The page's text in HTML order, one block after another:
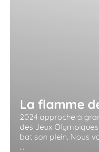
La flamme
2024 approche à
des Jeux
bat son plein. Nous
...